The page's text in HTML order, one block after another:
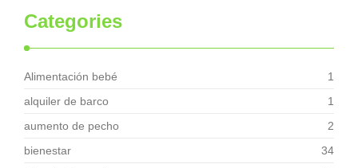
Categories
Alimentación bebé
1
alquiler de barco
1
aumento de pecho
2
bienestar
34